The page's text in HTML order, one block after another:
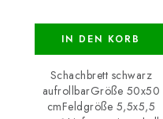
IN DEN KORB
Schachbrett schwarz
aufrollbarGröße 50x50
cmFeldgröße 5,5x5,5